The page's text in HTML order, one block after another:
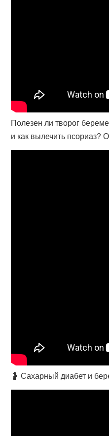
Полезен ли творог
и как вылечить псориаз?
🤰 Сахарный диабет и